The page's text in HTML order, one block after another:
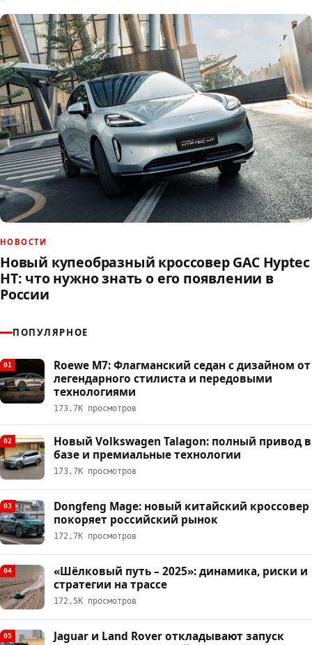
НОВОСТИ
Новый купеобразный кроссовер GAC Hyptec
HT: что нужно знать о его появлении в
России
ПОПУЛЯРНОЕ
01
Roewe M7: Флагманский седан с дизайном от
легендарного стилиста и передовыми
технологиями
173,7К просмотров
02
Новый Volkswagen Talagon: полный привод в
базе и премиальные технологии
173,7К просмотров
03
Dongfeng Mage: новый китайский кроссовер
покоряет российский рынок
172,7К просмотров
04
«Шёлковый путь – 2025»: динамика, риски и
стратегии на трассе
172,5К просмотров
05
Jaguar и Land Rover откладывают запуск